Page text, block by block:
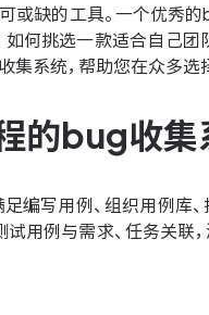
或缺的工具。一个优秀
如何挑选一款适合自己
系统，帮助您在众多选
的bug收集
写用例、组织用例库
用例与需求、任务关联